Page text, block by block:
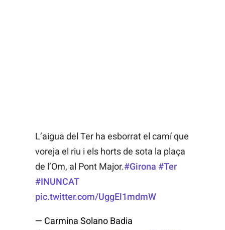
L’aigua del Ter ha esborrat el camí que
voreja el riu i els horts de sota la plaça
de l’Om, al Pont Major.#Girona #Ter
#INUNCAT
pic.twitter.com/UggEl1mdmW
— Carmina Solano Badia